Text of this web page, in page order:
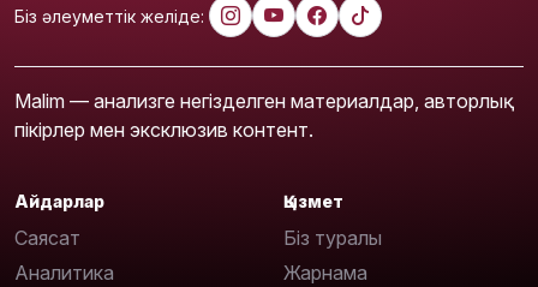
Біз әлеуметтік желіде:
Malim — анализге негізделген материалдар, авторлық
пікірлер мен эксклюзив контент.
Айдарлар
Саясат
Аналитика
Қызмет
Біз туралы
Жарнама